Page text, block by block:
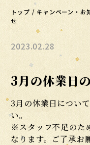
トップ / キャンペーン・お
せ
2023.02.28
3月の休業日
3月の休業日につい
い。
※スタッフ不足のた
なります。ご了承お